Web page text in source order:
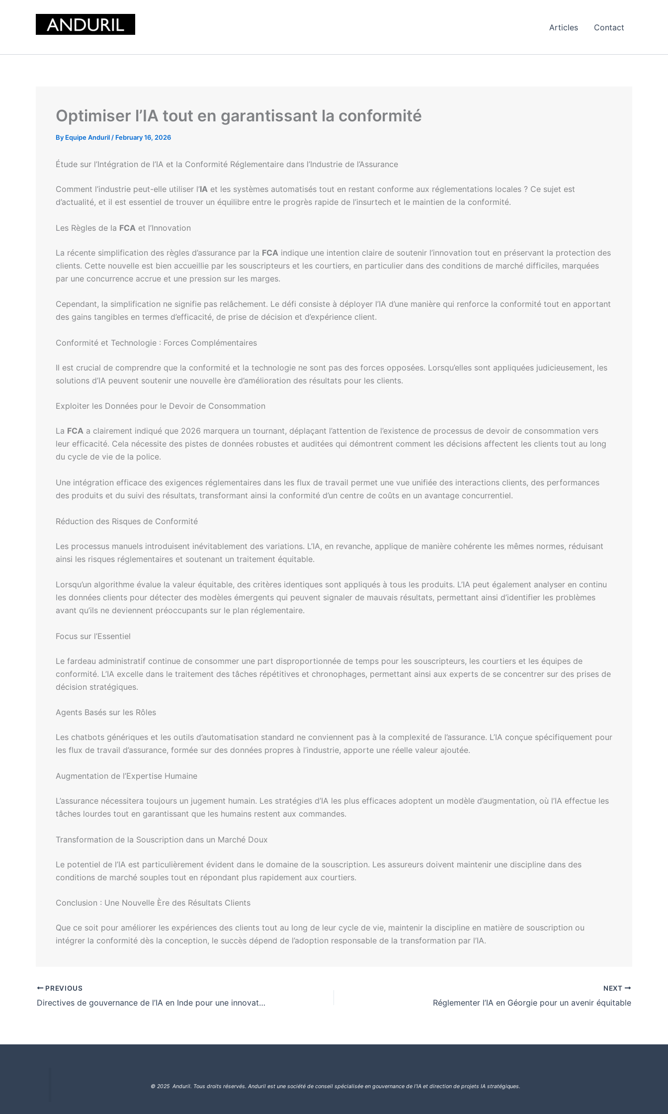
Articles Contact
Optimiser l’IA tout en garantissant la conformité
By Equipe Anduril / February 16, 2026
Étude sur l’Intégration de l’IA et la Conformité Réglementaire dans l’Industrie de l’Assurance
Comment l’industrie peut-elle utiliser l’IA et les systèmes automatisés tout en restant conforme aux réglementations locales ? Ce sujet est
d’actualité, et il est essentiel de trouver un équilibre entre le progrès rapide de l’insurtech et le maintien de la conformité.
Les Règles de la FCA et l’Innovation
La récente simplification des règles d’assurance par la FCA indique une intention claire de soutenir l’innovation tout en préservant la protection des
clients. Cette nouvelle est bien accueillie par les souscripteurs et les courtiers, en particulier dans des conditions de marché difficiles, marquées
par une concurrence accrue et une pression sur les marges.
Cependant, la simplification ne signifie pas relâchement. Le défi consiste à déployer l’IA d’une manière qui renforce la conformité tout en apportant
des gains tangibles en termes d’efficacité, de prise de décision et d’expérience client.
Conformité et Technologie : Forces Complémentaires
Il est crucial de comprendre que la conformité et la technologie ne sont pas des forces opposées. Lorsqu’elles sont appliquées judicieusement, les
solutions d’IA peuvent soutenir une nouvelle ère d’amélioration des résultats pour les clients.
Exploiter les Données pour le Devoir de Consommation
La FCA a clairement indiqué que 2026 marquera un tournant, déplaçant l’attention de l’existence de processus de devoir de consommation vers
leur efficacité. Cela nécessite des pistes de données robustes et auditées qui démontrent comment les décisions affectent les clients tout au long
du cycle de vie de la police.
Une intégration efficace des exigences réglementaires dans les flux de travail permet une vue unifiée des interactions clients, des performances
des produits et du suivi des résultats, transformant ainsi la conformité d’un centre de coûts en un avantage concurrentiel.
Réduction des Risques de Conformité
Les processus manuels introduisent inévitablement des variations. L’IA, en revanche, applique de manière cohérente les mêmes normes, réduisant
ainsi les risques réglementaires et soutenant un traitement équitable.
Lorsqu’un algorithme évalue la valeur équitable, des critères identiques sont appliqués à tous les produits. L’IA peut également analyser en continu
les données clients pour détecter des modèles émergents qui peuvent signaler de mauvais résultats, permettant ainsi d’identifier les problèmes
avant qu’ils ne deviennent préoccupants sur le plan réglementaire.
Focus sur l’Essentiel
Le fardeau administratif continue de consommer une part disproportionnée de temps pour les souscripteurs, les courtiers et les équipes de
conformité. L’IA excelle dans le traitement des tâches répétitives et chronophages, permettant ainsi aux experts de se concentrer sur des prises de
décision stratégiques.
Agents Basés sur les Rôles
Les chatbots génériques et les outils d’automatisation standard ne conviennent pas à la complexité de l’assurance. L’IA conçue spécifiquement pour
les flux de travail d’assurance, formée sur des données propres à l’industrie, apporte une réelle valeur ajoutée.
Augmentation de l’Expertise Humaine
L’assurance nécessitera toujours un jugement humain. Les stratégies d’IA les plus efficaces adoptent un modèle d’augmentation, où l’IA effectue les
tâches lourdes tout en garantissant que les humains restent aux commandes.
Transformation de la Souscription dans un Marché Doux
Le potentiel de l’IA est particulièrement évident dans le domaine de la souscription. Les assureurs doivent maintenir une discipline dans des
conditions de marché souples tout en répondant plus rapidement aux courtiers.
Conclusion : Une Nouvelle Ère des Résultats Clients
Que ce soit pour améliorer les expériences des clients tout au long de leur cycle de vie, maintenir la discipline en matière de souscription ou
intégrer la conformité dès la conception, le succès dépend de l’adoption responsable de la transformation par l’IA.
PREVIOUS
Directives de gouvernance de l’IA en Inde pour une innovation responsable
NEXT
Réglementer l’IA en Géorgie pour un avenir équitable
© 2025 Anduril. Tous droits réservés. Anduril est une société de conseil spécialisée en gouvernance de l’IA et direction de projets IA stratégiques.